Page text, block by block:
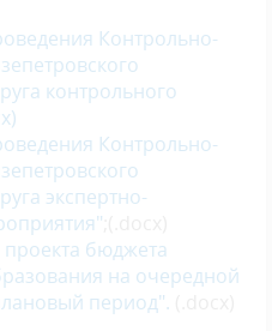
Контрольно-
контрольного
Контрольно-
экспертно-
бюджета
на очередной
период".